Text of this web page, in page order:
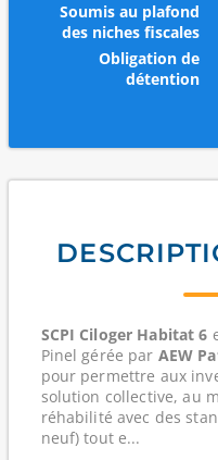
Soumis au plafond
des niches fiscales
Obligation de
détention
SCPI Ciloger Habitat 6
Pinel gérée par AEW
pour permettre aux
solution collective, au
réhabilité avec des
neuf) tout e...